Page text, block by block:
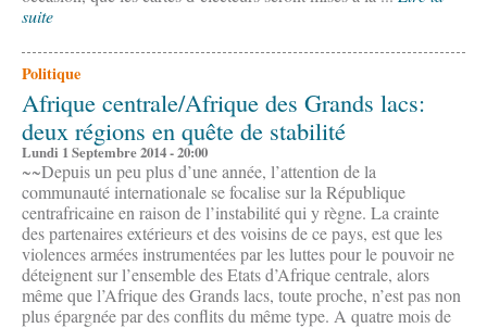
suite
Politique
Afrique centrale/Afrique des Grands lacs:
deux régions en quête de stabilité
Lundi 1 Septembre 2014 - 20:00
~~Depuis un peu plus d’une année, l’attention de la
communauté internationale se focalise sur la République
centrafricaine en raison de l’instabilité qui y règne. La crainte
des partenaires extérieurs et des voisins de ce pays, est que les
violences armées instrumentées par les luttes pour le pouvoir ne
déteignent sur l’ensemble des Etats d’Afrique centrale, alors
même que l’Afrique des Grands lacs, toute proche, n’est pas non
plus épargnée par des conflits du même type. A quatre mois de